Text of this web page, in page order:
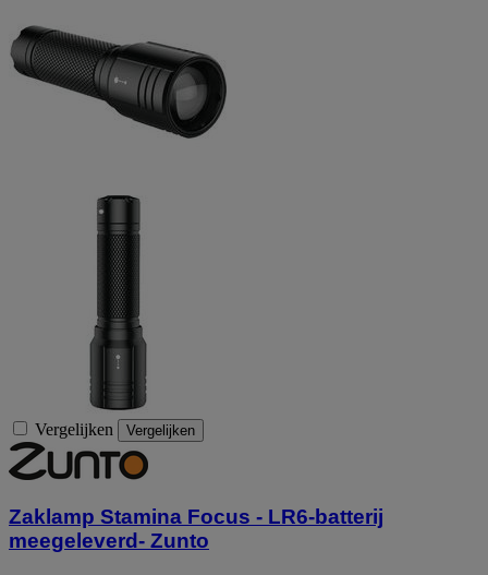
Vergelijken Vergelijken
Zaklamp Stamina Focus - LR6-batterij
meegeleverd- Zunto